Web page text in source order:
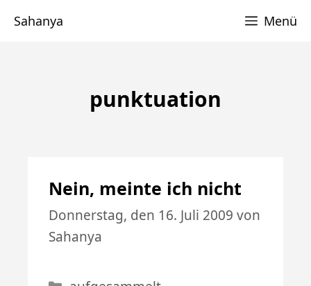
Sahanya Menü
punktuation
Nein, meinte ich nicht
Donnerstag, den 16. Juli 2009 von
Sahanya